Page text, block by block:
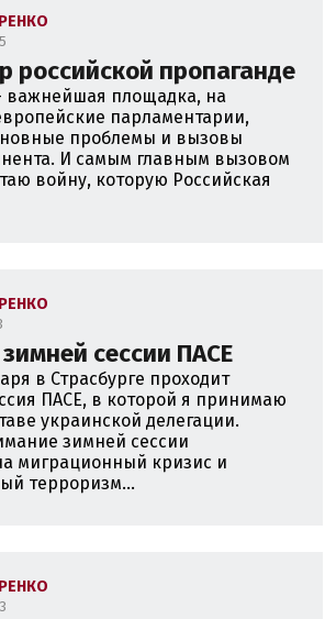
российской пропаганде
важнейшая площадка, на
парламентарии,
проблемы и вызовы
И самым главным вызовом
войну, которую Российская
сессии ПАСЕ
в Страсбурге проходит
ПАСЕ, в которой я принимаю
украинской делегации.
зимней сессии
миграционный кризис и
терроризм...